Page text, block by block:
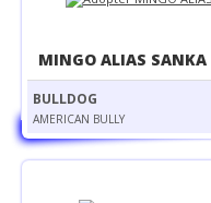
MINGO ALIAS SANKA
BULLDOG
AMERICAN BULLY